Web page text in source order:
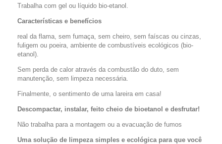
Trabalha com gel ou líquido bio-etanol.
Características e benefícios
real da flama, sem fumaça, sem cheiro, sem faíscas ou cinzas,
fuligem ou poeira, ambiente de combustíveis ecológicos (bio-
etanol).
Sem perda de calor através da combustão do duto, sem
manutenção, sem limpeza necessária.
Finalmente, o sentimento de uma lareira em casa!
Descompactar, instalar, feito cheio de bioetanol e desfrutar!
Não trabalha para a montagem ou a evacuação de fumos
Uma solução de limpeza simples e ecológica para que você